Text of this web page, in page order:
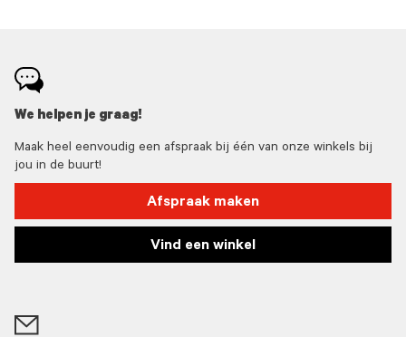
We helpen je graag!
Maak heel eenvoudig een afspraak bij één van onze winkels bij
jou in de buurt!
Afspraak maken
Vind een winkel